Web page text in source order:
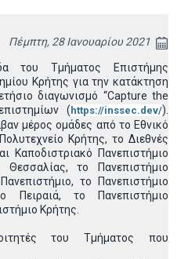
Πέμπτη, 28 Ιανουαρίου 2021
του Τμήματος Επιστήμης
Κρήτης για την κατάκτηση
διαγωνισμό “Capture the
( https://inssec.dev/).
μέρος ομάδες από το Εθνικό
Κρήτης, το Διεθνές
Καποδιστριακό Πανεπιστήμιο
το Πανεπιστήμιο
το Πανεπιστήμιο
Πειραιά, το Πανεπιστήμιο
Κρήτης.
του Τμήματος που